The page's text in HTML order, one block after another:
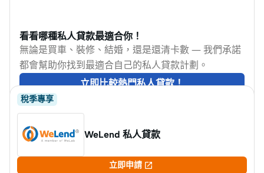
看看哪種私人貸款最適合你！
無論是買車、裝修、結婚，還是還清卡數 — 我們承諾
都會幫助你找到最適合自己的私人貸款計劃。
立即比較熱門私人貸款！
稅季專享
WeLend 私人貸款
立即申請 